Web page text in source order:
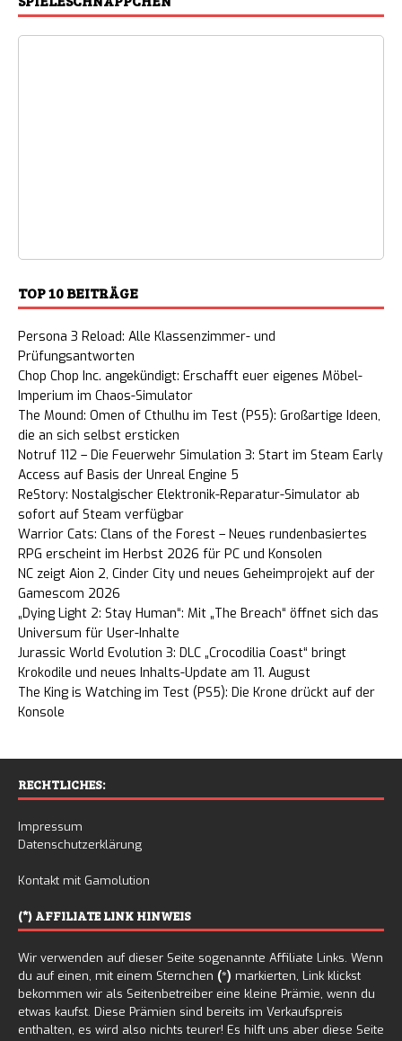
TOP 10 BEITRÄGE
Persona 3 Reload: Alle Klassenzimmer- und
Prüfungsantworten
Chop Chop Inc. angekündigt: Erschafft euer eigenes Möbel-
Imperium im Chaos-Simulator
The Mound: Omen of Cthulhu im Test (PS5): Großartige Ideen,
die an sich selbst ersticken
Notruf 112 – Die Feuerwehr Simulation 3: Start im Steam Early
Access auf Basis der Unreal Engine 5
ReStory: Nostalgischer Elektronik-Reparatur-Simulator ab
sofort auf Steam verfügbar
Warrior Cats: Clans of the Forest – Neues rundenbasiertes
RPG erscheint im Herbst 2026 für PC und Konsolen
NC zeigt Aion 2, Cinder City und neues Geheimprojekt auf der
Gamescom 2026
„Dying Light 2: Stay Human“: Mit „The Breach“ öffnet sich das
Universum für User-Inhalte
Jurassic World Evolution 3: DLC „Crocodilia Coast“ bringt
Krokodile und neues Inhalts-Update am 11. August
The King is Watching im Test (PS5): Die Krone drückt auf der
Konsole
RECHTLICHES:
Impressum
Datenschutzerklärung
Kontakt mit Gamolution
(*) AFFILIATE LINK HINWEIS
Wir verwenden auf dieser Seite sogenannte Affiliate Links. Wenn
du auf einen, mit einem Sternchen (*) markierten, Link klickst
bekommen wir als Seitenbetreiber eine kleine Prämie, wenn du
etwas kaufst. Diese Prämien sind bereits im Verkaufspreis
enthalten, es wird also nichts teurer! Es hilft uns aber diese Seite